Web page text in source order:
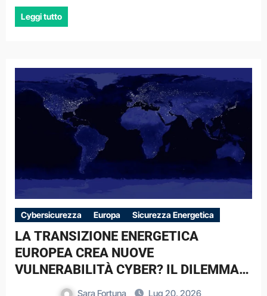
Leggi tutto
Cybersicurezza Europa Sicurezza Energetica
LA TRANSIZIONE ENERGETICA
EUROPEA CREA NUOVE
VULNERABILITÀ CYBER? IL DILEMMA
STRATEGICO DELLE SMART GRID
Sara Fortuna Lug 20, 2026